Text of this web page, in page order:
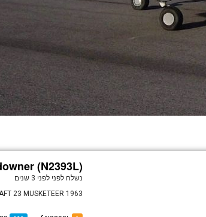
(N2393L)
נשלח לפני לפני 3 שנים
1963 BEECHCRAFT 23 MUSKETEER